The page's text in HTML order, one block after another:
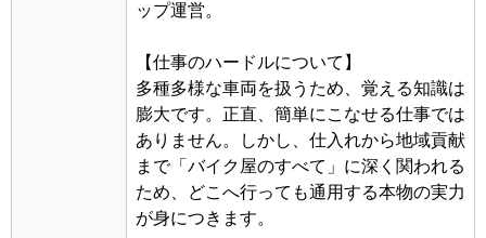
ップ運営。
【仕事のハードルについて】
多種多様な車両を扱うため、覚える知識は
膨大です。正直、簡単にこなせる仕事では
ありません。しかし、仕入れから地域貢献
まで「バイク屋のすべて」に深く関われる
ため、どこへ行っても通用する本物の実力
が身につきます。